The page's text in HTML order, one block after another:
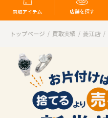
買取アイテム 店舗を探す
トップページ 買取実績 菱江店